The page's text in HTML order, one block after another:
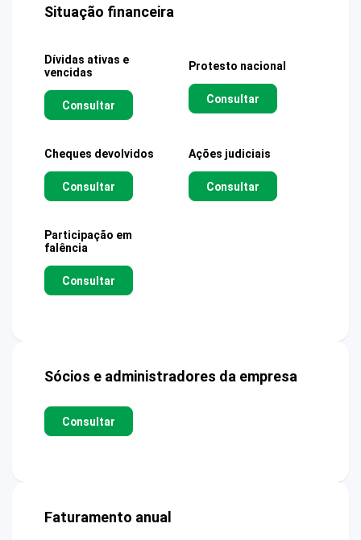
Situação financeira
Dívidas ativas e
vencidas
Consultar
Protesto nacional
Consultar
Cheques devolvidos
Consultar
Ações judiciais
Consultar
Participação em
falência
Consultar
Sócios e administradores da empresa
Consultar
Faturamento anual